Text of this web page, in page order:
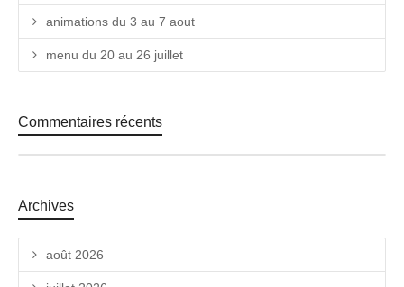
animations du 3 au 7 aout
menu du 20 au 26 juillet
Commentaires récents
Archives
août 2026